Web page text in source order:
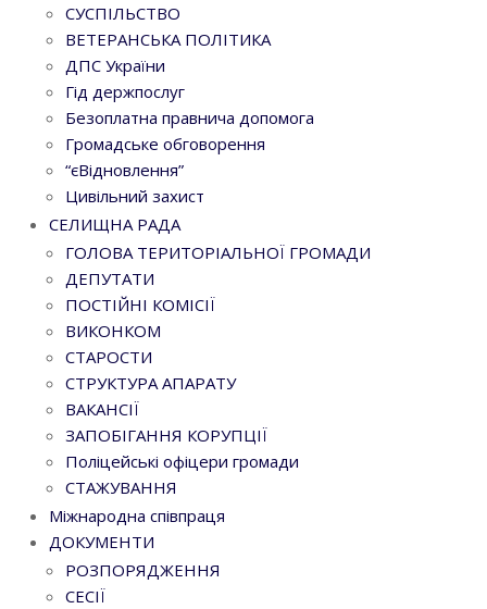
СУСПІЛЬСТВО
ВЕТЕРАНСЬКА ПОЛІТИКА
ДПС України
Гід держпослуг
Безоплатна правнича допомога
Громадське обговорення
“єВідновлення”
Цивільний захист
СЕЛИЩНА РАДА
ГОЛОВА ТЕРИТОРІАЛЬНОЇ ГРОМАДИ
ДЕПУТАТИ
ПОСТІЙНІ КОМІСІЇ
ВИКОНКОМ
СТАРОСТИ
СТРУКТУРА АПАРАТУ
ВАКАНСІЇ
ЗАПОБІГАННЯ КОРУПЦІЇ
Поліцейські офіцери громади
СТАЖУВАННЯ
Міжнародна співпраця
ДОКУМЕНТИ
РОЗПОРЯДЖЕННЯ
СЕСІЇ